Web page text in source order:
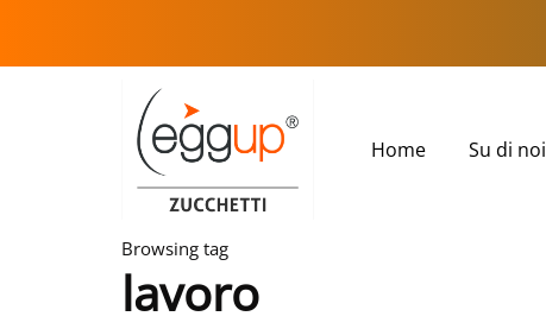
Home Su di noi
Browsing tag
lavoro